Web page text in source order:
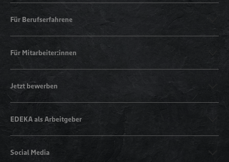
Für Berufserfahrene
Für Mitarbeiter:innen
Jetzt bewerben
EDEKA als Arbeitgeber
Social Media